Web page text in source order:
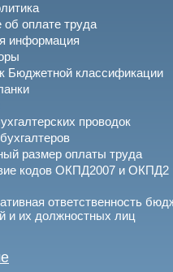
оплате труда
информация
Бюджетной классификации
проводок
размер оплаты труда
кодов ОКПД2007 и ОКПД2
ответственность
и их должностных лиц